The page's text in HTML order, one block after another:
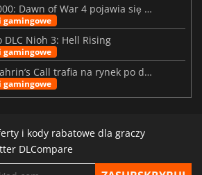
W Warhammer 40,000: Dawn of War 4 pojawia się frakcja Nekronów
gamingowe
DLC Nioh 3: Hell Rising
gamingowe
Forsaken Realms: Vahrin’s Call trafia na rynek po dziesięciu latach prac
gamingowe
i kody rabatowe dla graczy
DLCompare